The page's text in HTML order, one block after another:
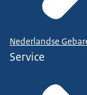
Nederlandse
Service